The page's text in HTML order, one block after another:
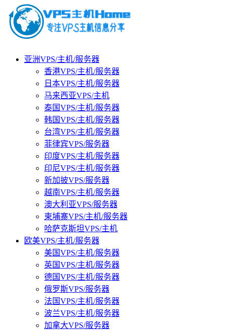
亚洲VPS/主机/服务器
香港VPS/主机/服务器
日本VPS/主机/服务器
马来西亚VPS/主机
泰国VPS/主机/服务器
韩国VPS/主机/服务器
台湾VPS/主机/服务器
菲律宾VPS/服务器
印度VPS/主机/服务器
印尼VPS/主机/服务器
新加披VPS/服务器
越南VPS/主机/服务器
澳大利亚VPS/服务器
柬埔寨VPS/主机/服务器
哈萨克斯坦VPS/主机
欧美VPS/主机/服务器
美国VPS/主机/服务器
英国VPS/主机/服务器
德国VPS/主机/服务器
俄罗斯VPS/服务器
法国VPS/主机/服务器
波兰VPS/主机/服务器
加拿大VPS/服务器